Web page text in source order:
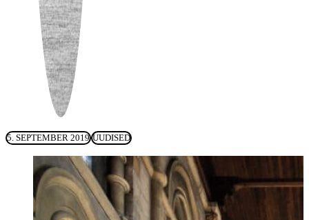
5. SEPTEMBER 2019 UUDISED